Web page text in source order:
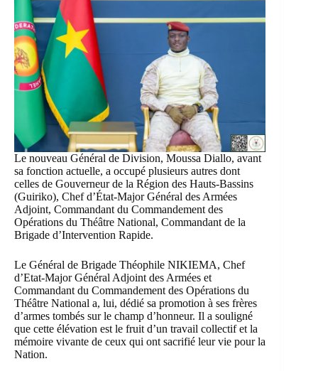
Le nouveau Général de Division, Moussa Diallo, avant
sa fonction actuelle, a occupé plusieurs autres dont
celles de Gouverneur de la Région des Hauts-Bassins
(Guiriko), Chef d’État-Major Général des Armées
Adjoint, Commandant du Commandement des
Opérations du Théâtre National, Commandant de la
Brigade d’Intervention Rapide.
Le Général de Brigade Théophile NIKIEMA, Chef
d’Etat-Major Général Adjoint des Armées et
Commandant du Commandement des Opérations du
Théâtre National a, lui, dédié sa promotion à ses frères
d’armes tombés sur le champ d’honneur. Il a souligné
que cette élévation est le fruit d’un travail collectif et la
mémoire vivante de ceux qui ont sacrifié leur vie pour la
Nation.